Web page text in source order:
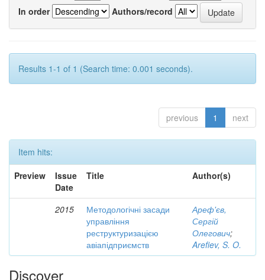
In order
Authors/record
Results 1-1 of 1 (Search time: 0.001 seconds).
previous 1 next
Item hits:
Preview
Issue
Date
Title Author(s)
2015
Методологічні засади
управління
реструктуризацією
авіапідприємств
Ареф'єв,
Сергій
Олегович;
Arefiev, S. O.
Discover